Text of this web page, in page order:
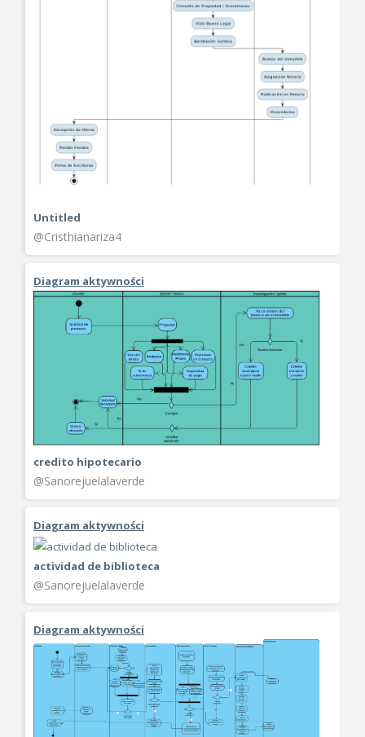
Untitled
@Cristhianariza4
Diagram aktywności
credito hipotecario
@Sanorejuelalaverde
Diagram aktywności
actividad de biblioteca
@Sanorejuelalaverde
Diagram aktywności